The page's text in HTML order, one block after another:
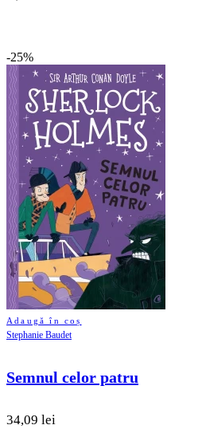
-25%
Adaugă în coș
Stephanie Baudet
Semnul celor patru
34,09 lei